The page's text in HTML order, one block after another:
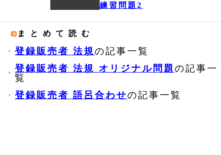
練習問題2
まとめて読む
登録販売者 法規の記事一覧
登録販売者 法規 オリジナル問題の記事一
覧
登録販売者 語呂合わせの記事一覧